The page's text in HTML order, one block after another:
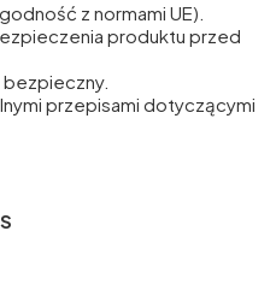
z normami UE).
produktu przed
przepisami dotyczącymi